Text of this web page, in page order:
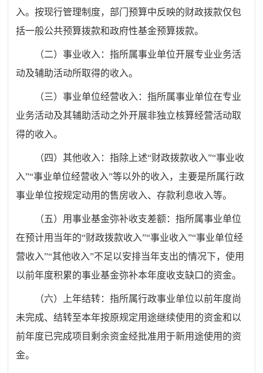
入。按现行管理制度，部门预算中反映的财政拨款仅包
括一般公共预算拨款和政府性基金预算拨款。
（二）事业收入：指所属事业单位开展专业业务活
动及辅助活动所取得的收入。
（三）事业单位经营收入：指所属事业单位在专业
业务活动及其辅助活动之外开展非独立核算经营活动取
得的收入。
（四）其他收入：指除上述“财政拨款收入”“事业收
入”“事业单位经营收入”等以外的收入，主要是所属行政
事业单位按规定动用的售房收入、存款利息收入等。
（五）用事业基金弥补收支差额：指所属事业单位
在预计用当年的“财政拨款收入”“事业收入”“事业单位经
营收入”“其他收入”不足以安排当年支出的情况下，使用
以前年度积累的事业基金弥补本年度收支缺口的资金。
（六）上年结转：指所属行政事业单位以前年度尚
未完成、结转至本年按原规定用途继续使用的资金和以
前年度已完成项目剩余资金经批准用于新用途使用的资
金。